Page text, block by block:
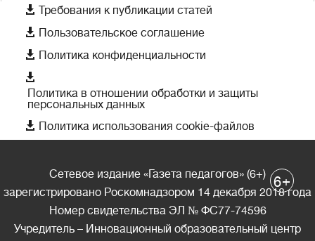
 Требования к публикации статей
 Пользовательское соглашение
 Политика конфиденциальности

Политика в отношении обработки и защиты
персональных данных
 Политика использования cookie-файлов
Сетевое издание «Газета педагогов» (6+)
зарегистрировано Роскомнадзором 14 декабря 2018 года
Номер свидетельства ЭЛ № ФС77-74596
Учредитель – Инновационный образовательный центр
6+